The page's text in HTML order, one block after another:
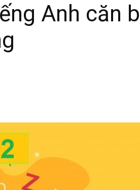
Quang
Anh căn